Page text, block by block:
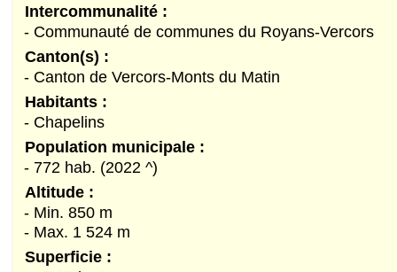
Intercommunalité :
- Communauté de communes du Royans-Vercors
Canton(s) :
- Canton de Vercors-Monts du Matin
Habitants :
- Chapelins
Population municipale :
- 772 hab. (2022 ^)
Altitude :
- Min. 850 m
- Max. 1 524 m
Superficie :